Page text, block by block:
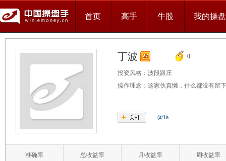
首页 高手 牛股 我的操
丁波 0
投资风格： 波段跟庄
操作理念： 这家伙真懒，什么都没有留
@Ta
准确率 总收益率 月收益率 周收益率